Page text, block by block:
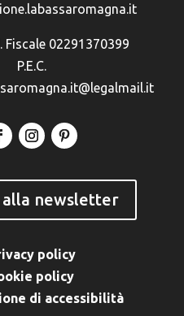
Fiscale 02291370399
P.E.C.
alla newsletter
policy
policy
di accessibilità